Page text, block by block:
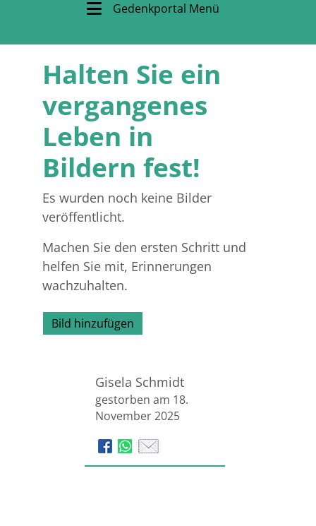
Gedenkportal Menü
Halten Sie ein
vergangenes
Leben in
Bildern fest!
Es wurden noch keine Bilder
veröffentlicht.
Machen Sie den ersten Schritt und
helfen Sie mit, Erinnerungen
wachzuhalten.
Bild hinzufügen
Gisela Schmidt
gestorben am 18.
November 2025